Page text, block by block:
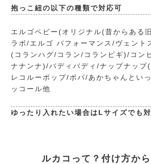
抱っこ紐の以下の種類で対応可
エルゴベビー(オリジナル(昔からある
ラボ/エルゴ パフォーマンス/ヴェント
(コランハグ/コラン/コランビギ)/コン
ナナンナ)/バディバディ/ナップナップ
レコルーポップ/ボバ/あかちゃんとい
ッコール他
ゆったり入れたい場合はLサイズでも
ルカコって？付け方か